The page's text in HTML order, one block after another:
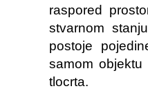
raspored
stvarnom
postoje
samom
tlocrta.